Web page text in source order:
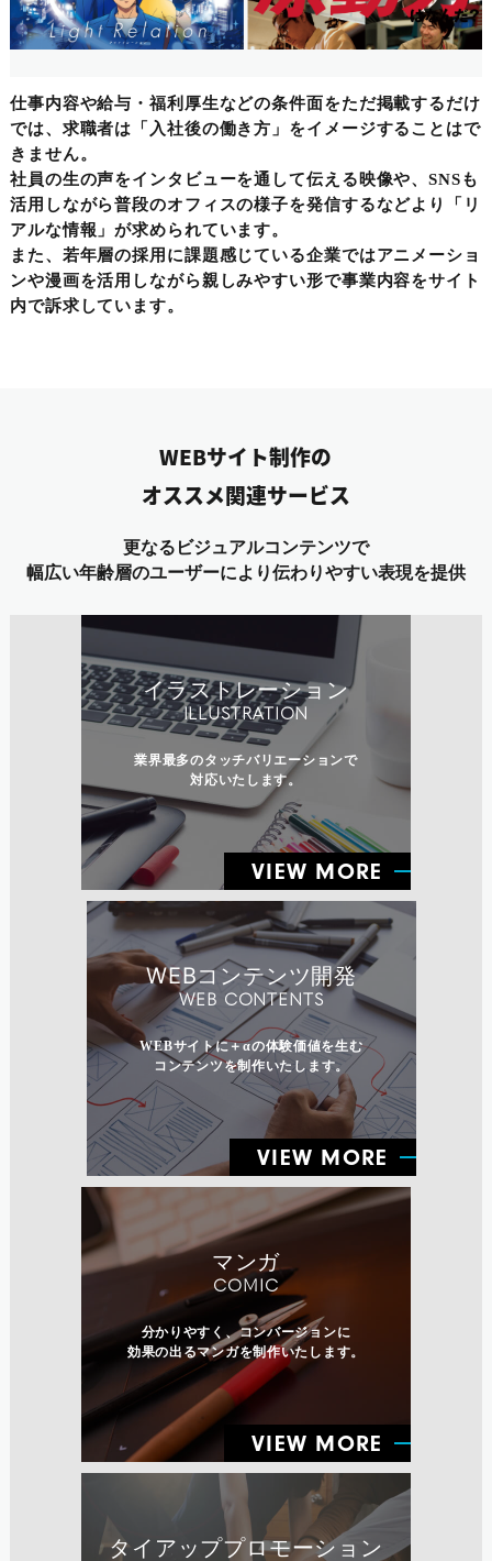
仕事内容や給与・福利厚生などの条件面をただ掲載するだけ
では、求職者は「入社後の働き方」をイメージすることはで
きません。
社員の生の声をインタビューを通して伝える映像や、SNSも
活用しながら普段のオフィスの様子を発信するなどより「リ
アルな情報」が求められています。
また、若年層の採用に課題感じている企業ではアニメーショ
ンや漫画を活用しながら親しみやすい形で事業内容をサイト
内で訴求しています。
WEBサイト制作の
オススメ関連サービス
更なるビジュアルコンテンツで
幅広い年齢層のユーザーにより伝わりやすい表現を提供
イラストレーション
ILLUSTRATION
業界最多のタッチバリエーションで
対応いたします。
VIEW MORE
WEBコンテンツ開発
WEB CONTENTS
WEBサイトに＋αの体験価値を生む
コンテンツを制作いたします。
VIEW MORE
マンガ
COMIC
分かりやすく、コンバージョンに
効果の出るマンガを制作いたします。
VIEW MORE
タイアッププロモーション